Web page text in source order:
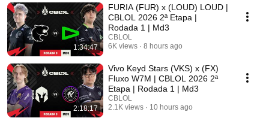
1:34:47
FURIA (FUR) x (LOUD) LOUD |
CBLOL 2026 2ª Etapa |
Rodada 1 | Md3
CBLOL
6K views
8 hours ago
2:18:17
Vivo Keyd Stars (VKS) x (FX)
Fluxo W7M | CBLOL 2026 2ª
Etapa | Rodada 1 | Md3
CBLOL
2.1K views
10 hours ago